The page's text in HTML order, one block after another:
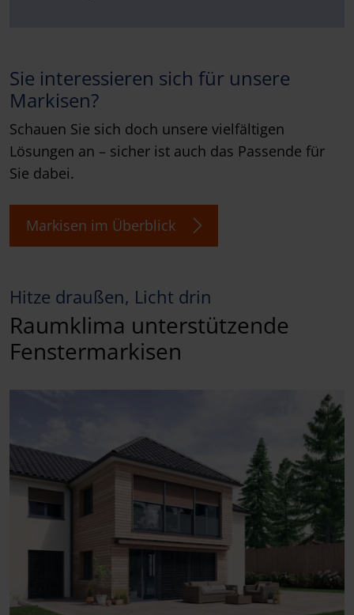
Sie interessieren sich für unsere
Markisen?
Schauen Sie sich doch unsere vielfältigen
Lösungen an – sicher ist auch das Passende für
Sie dabei.
Markisen im Überblick
Hitze draußen, Licht drin
Raumklima unterstützende
Fenstermarkisen